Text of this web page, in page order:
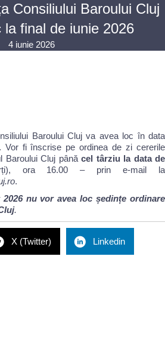
Consiliului Baroului Cluj
la final de iunie 2026
4 iunie 2026
Baroului Cluj va avea loc în data
fi înscrise pe ordinea de zi cererile
Baroului Cluj până cel târziu la data de
ora 16.00 – prin e-mail la
.
nu vor avea loc ședințe ordinare
.
X (Twitter) Linkedin